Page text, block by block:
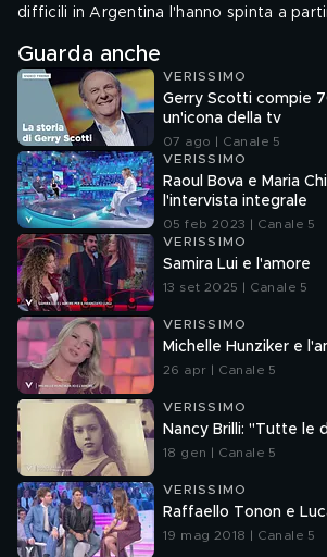
difficili in Argentina l'hanno spinta a
Guarda anche
VERISSIMO
Gerry Scotti compie
un'icona della tv
07 ago | Canale 5
VERISSIMO
Raoul Bova e Maria
l'intervista integrale
05 feb 2023 | Canale 5
VERISSIMO
Samira Lui e l'amore
13 set 2025 | Canale 5
VERISSIMO
Michelle Hunziker e
26 apr | Canale 5
VERISSIMO
Nancy Brilli: "Tutte le
18 gen | Canale 5
VERISSIMO
Raffaello Tonon e
19 mag 2018 | Canale 5